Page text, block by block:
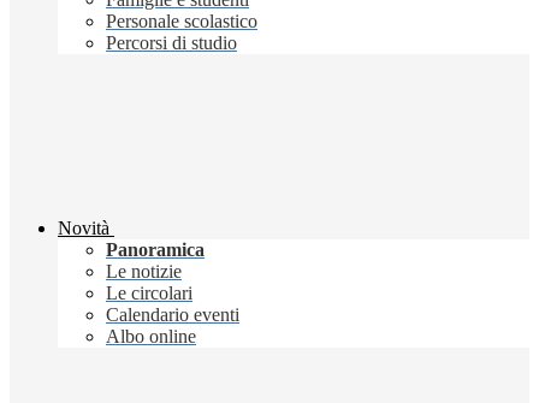
Personale scolastico
Percorsi di studio
Novità
Panoramica
Le notizie
Le circolari
Calendario eventi
Albo online